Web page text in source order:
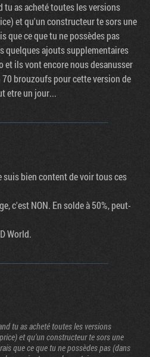
tu as acheté toutes les versions
et qu'un constructeur te sors une
que ce que tu ne possèdes pas
quelques ajouts supplementaires
et ils vont encore nous desanusser
70 brouzoufs pour cette version de
etre un jour...
suis bien content de voir tous ces
c'est NON. En solde à 50%, peut-
World.
tu as acheté toutes les versions
et qu'un constructeur te sors une
que ce que tu ne possèdes pas (dans